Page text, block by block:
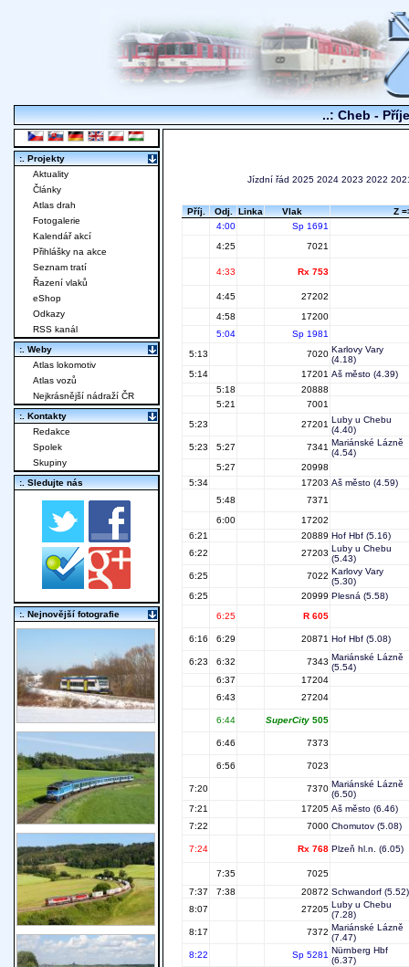
..: Cheb -
Jízdní řád 2025 2024 2023 2022
Příj. Odj. Linka Vlak
Z
4:00
Sp 1691
4:25
7021
4:33 Rx 753
4:45
27202
4:58
17200
5:04
Sp 1981
5:13
7020 Karlovy Vary
(4.18)
5:14
17201 Aš město (4.39)
5:18
20888
5:21
7001
5:23
27201 Luby u Chebu
(4.40)
5:23
5:27 7341 Mariánské Lázně
(4.54)
5:27
20998
5:34
17203 Aš město (4.59)
5:48
7371
6:00
17202
6:21
20889 Hof Hbf (5.16)
6:22
27203 Luby u Chebu
(5.43)
6:25
7022 Karlovy Vary
(5.30)
6:25
20999 Plesná (5.58)
6:25
R 605
6:16 6:29 20871 Hof Hbf (5.08)
6:23 6:32 7343 Mariánské Lázně
(5.54)
6:37
17204
6:43
27204
6:44 SuperCity 505
6:46 7373
6:56 7023
7:20 7370 Mariánské Lázně
(6.50)
7:21
17205 Aš město (6.46)
7:22
7000 Chomutov (5.08)
7:24 Rx 768 Plzeň hl.n. (6.05)
7:35
7025
7:37
7:38 20872 Schwandorf (5.52)
8:07
27205 Luby u Chebu
(7.28)
8:17
7372 Mariánské Lázně
(7.47)
8:22
Sp 5281 Nürnberg Hbf
(6.37)
:. Projekty
Aktuality
Články
Atlas drah
Fotogalerie
Kalendář akcí
Přihlášky na akce
Seznam tratí
Řazení vlaků
eShop
Odkazy
RSS kanál
:. Weby
Atlas lokomotiv
Atlas vozů
Nejkrásnější nádraží ČR
:. Kontakty
Redakce
Spolek
Skupiny
:. Sledujte nás
:. Nejnovější fotografie